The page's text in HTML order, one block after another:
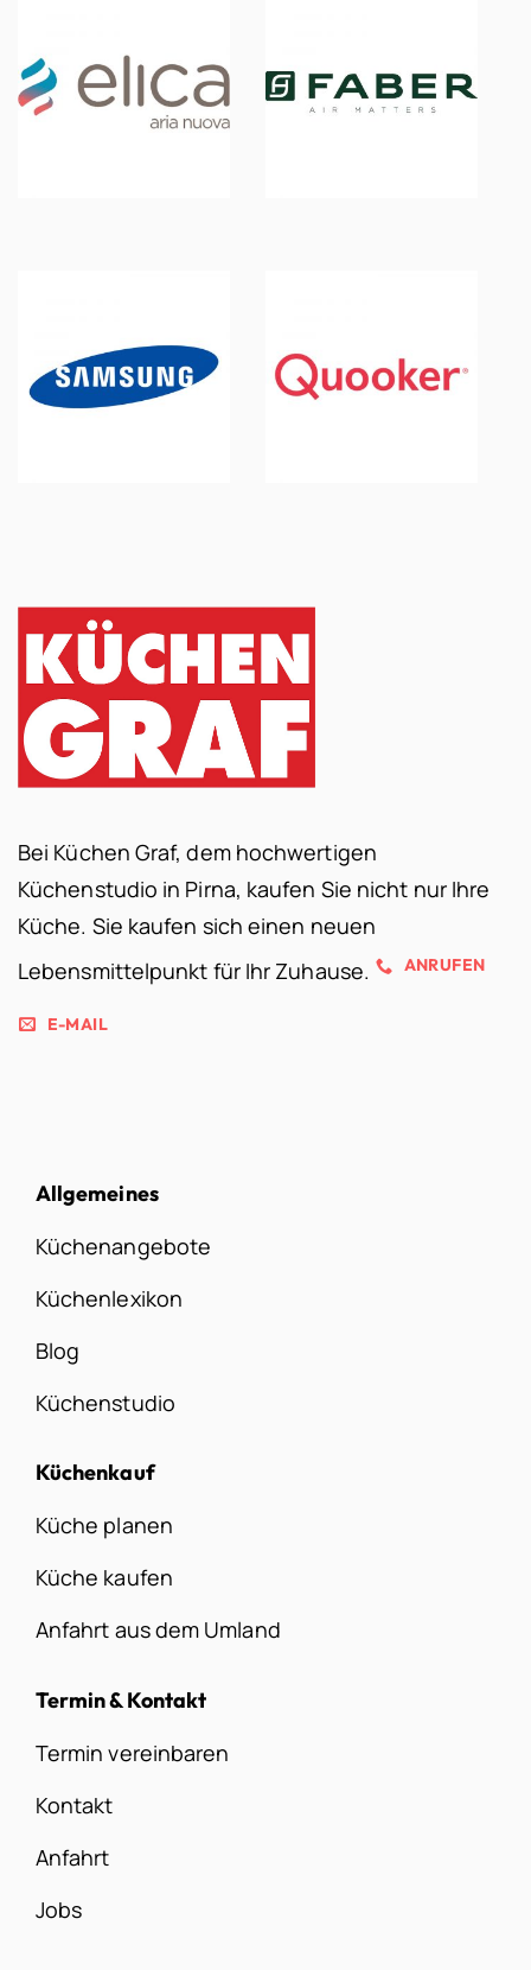
Bei Küchen Graf, dem hochwertigen
Küchenstudio in Pirna, kaufen Sie nicht nur Ihre
Küche. Sie kaufen sich einen neuen
Lebensmittelpunkt für Ihr Zuhause.
ANRUFEN
E-MAIL
Allgemeines
Küchenangebote
Küchenlexikon
Blog
Küchenstudio
Küchenkauf
Küche planen
Küche kaufen
Anfahrt aus dem Umland
Termin & Kontakt
Termin vereinbaren
Kontakt
Anfahrt
Jobs